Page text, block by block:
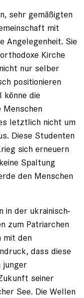
sehr gemäßigten
mit
Angelegenheit. Sie
Kirche
nur selber
positionieren
könne die
Menschen
letztlich nicht um
Diese Studenten
sich erneuern
Spaltung
den Menschen
in der ukrainisch-
zum Patriarchen
mit den
dass diese
junger
seiner
See. Die Wellen